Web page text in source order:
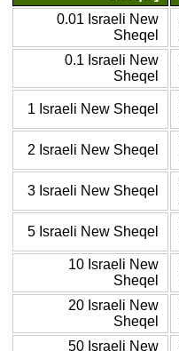
0.01 Israeli New
Sheqel
0.1 Israeli New
Sheqel
1 Israeli New Sheqel
2 Israeli New Sheqel
3 Israeli New Sheqel
5 Israeli New Sheqel
10 Israeli New
Sheqel
20 Israeli New
Sheqel
50 Israeli New